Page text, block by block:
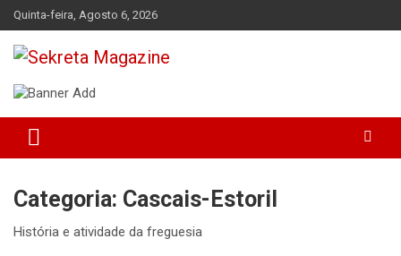
Skip
to
content
Quinta-feira, Agosto 6, 2026
Sekreta Magazine
Categoria: Cascais-Estoril
História e atividade da freguesia